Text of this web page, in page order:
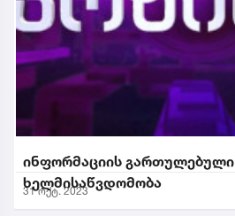
ინფორმაციის გართულებული
ხელმისაწვდომობა
31 ოქტ. 2023